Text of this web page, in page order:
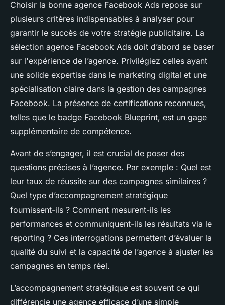
Choisir la bonne agence Facebook Ads repose sur
plusieurs critères indispensables à analyser pour
garantir le succès de votre stratégie publicitaire. La
sélection agence Facebook Ads doit d’abord se baser
sur l'expérience de l’agence. Privilégiez celles ayant
une solide expertise dans le marketing digital et une
spécialisation claire dans la gestion des campagnes
Facebook. La présence de certifications reconnues,
telles que le badge Facebook Blueprint, est un gage
supplémentaire de compétence.
Avant de s’engager, il est crucial de poser des
questions précises à l’agence. Par exemple : Quel est
leur taux de réussite sur des campagnes similaires ?
Quel type d’accompagnement stratégique
fournissent-ils ? Comment mesurent-ils les
performances et communiquent-ils les résultats via le
reporting ? Ces interrogations permettent d’évaluer la
qualité du suivi et la capacité de l’agence à ajuster les
campagnes en temps réel.
L’accompagnement stratégique est souvent ce qui
différencie une agence efficace d’une simple